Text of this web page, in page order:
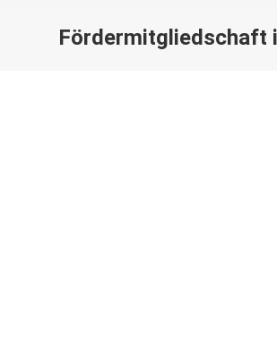
Fördermitgliedschaft